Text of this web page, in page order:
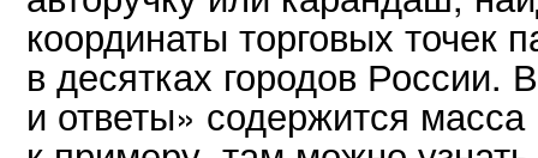
координаты торговых точек
в десятках городов России.
и ответы» содержится